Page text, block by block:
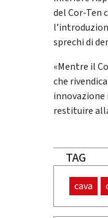
del Cor-
sprechi di
«Mentre il
che
innovazione
restituire
TAG
cava